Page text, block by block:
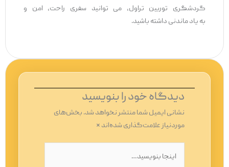
گردشگری توربین تراول، می ‌توانید سفری راحت، امن و
به‌ یاد ماندنی داشته باشید.
دیدگاه‌ خود را بنویسید
نشانی ایمیل شما منتشر نخواهد شد.بخش‌های
موردنیاز علامت‌گذاری شده‌اند*
بنویسید…